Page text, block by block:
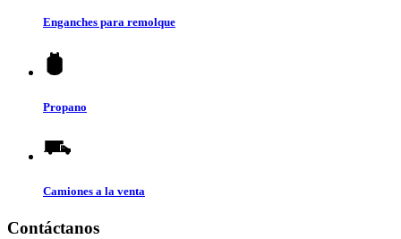
Enganches para remolque
Propano
Camiones a la venta
Contáctanos